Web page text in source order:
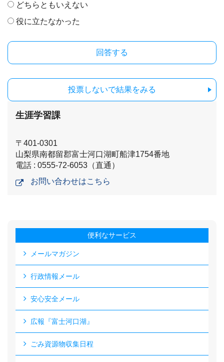
どちらともいえない
役に立たなかった
投票しないで結果をみる
生涯学習課
〒401-0301
山梨県南都留郡富士河口湖町船津1754番地
電話 : 0555-72-6053（直通）
お問い合わせはこちら
便利なサービス
メールマガジン
行政情報メール
安心安全メール
広報『富士河口湖』
ごみ資源物収集日程